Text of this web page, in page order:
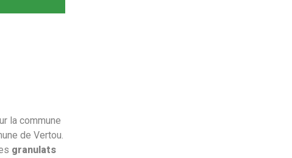
la commune
de Vertou.
granulats